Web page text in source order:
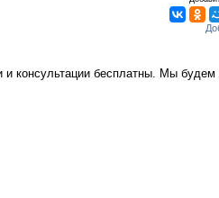
консультации бесплатны. Мы